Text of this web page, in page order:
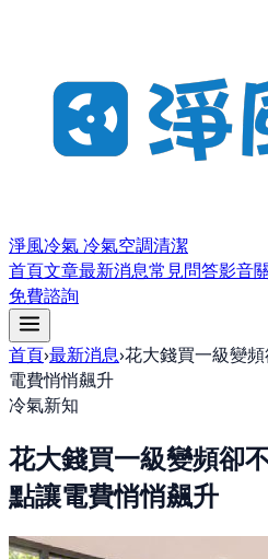
淨風冷氣 冷氣空調清潔
首頁文章最新消息常見問答影音
免費諮詢
首頁›最新消息›花大錢買一級變
電費悄悄飆升
冷氣新知
花大錢買一級變頻卻
點讓電費悄悄飆升